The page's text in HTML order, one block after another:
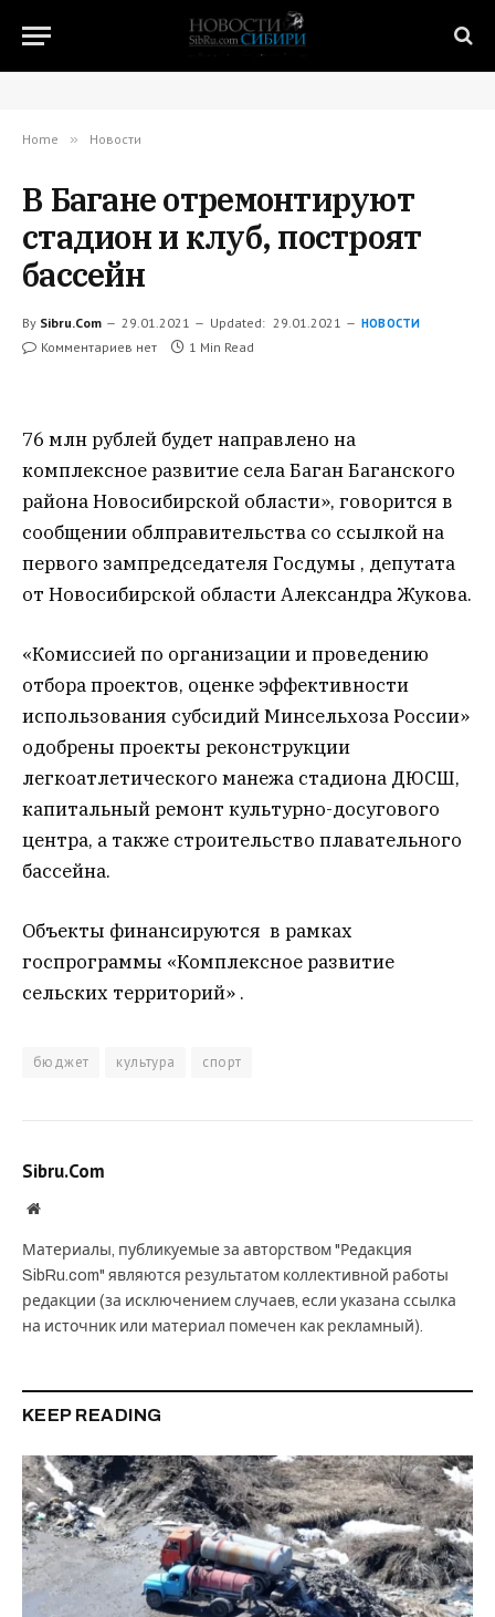
Home » Новости
В Багане отремонтируют
стадион и клуб, построят
бассейн
By Sibru.Com 29.01.2021 Updated: 29.01.2021 НОВОСТИ
Комментариев нет 1 Min Read
76 млн рублей будет направлено на
комплексное развитие села Баган Баганского
района Новосибирской области», говорится в
сообщении облправительства со ссылкой на
первого зампредседателя Госдумы , депутата
от Новосибирской области Александра Жукова.
«Комиссией по организации и проведению
отбора проектов, оценке эффективности
использования субсидий Минсельхоза России»
одобрены проекты реконструкции
легкоатлетического манежа стадиона ДЮСШ,
капитальный ремонт культурно-досугового
центра, а также строительство плавательного
бассейна.
Объекты финансируются в рамках
госпрограммы «Комплексное развитие
сельских территорий» .
бюджет культура спорт
Sibru.Com
Website
Материалы, публикуемые за авторством "Редакция
SibRu.com" являются результатом коллективной работы
редакции (за исключением случаев, если указана ссылка
на источник или материал помечен как рекламный).
KEEP READING